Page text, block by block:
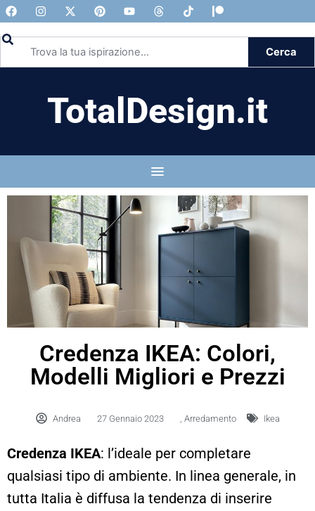
Cerca
TotalDesign.it
Credenza IKEA: Colori,
Modelli Migliori e Prezzi
Andrea 27 Gennaio 2023 Arredamento Ikea
Credenza IKEA: l’ideale per completare
qualsiasi tipo di ambiente. In linea generale, in
tutta Italia è diffusa la tendenza di inserire